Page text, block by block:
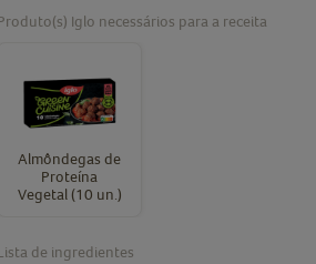
Iglo necessários para a receita
Almôndegas de
Proteína
Vegetal (10 un.)
de ingredientes